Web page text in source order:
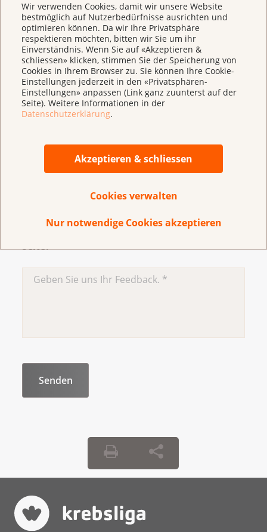
Wir verwenden Cookies, damit wir unsere Website
bestmöglich auf Nutzerbedürfnisse ausrichten und
optimieren können. Da wir Ihre Privatsphäre
respektieren möchten, bitten wir Sie um ihr
Einverständnis. Wenn Sie auf «Akzeptieren &
schliessen» klicken, stimmen Sie der Speicherung von
Cookies in Ihrem Browser zu. Sie können Ihre Cookie-
Einstellungen jederzeit in den «Privatsphären-
Einstellungen» anpassen (Link ganz zuunterst auf der
Seite). Weitere Informationen in der
Datenschutzerklärung.
Akzeptieren & schliessen
Cookies verwalten
Nur notwendige Cookies akzeptieren
Links
Arsen (Bundesamt für Lebensmittelsicherheit
und Veterinärwesen, BLV)
Dioxine und polychlorierte Biphenyle (PCB)
(Bundesamt für Lebensmittelsicherheit und
Haben Sie Verbesserungsvorschläge für diese
Seite?